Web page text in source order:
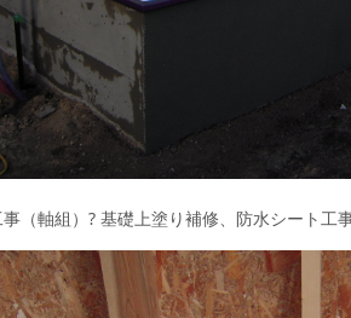
（軸組）? 基礎上塗り補修、防水シート工